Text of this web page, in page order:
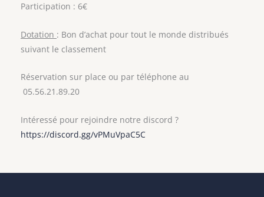
Participation : 6€
Dotation : Bon d’achat pour tout le monde distribués
suivant le classement
Réservation sur place ou par téléphone au
05.56.21.89.20
Intéressé pour rejoindre notre discord ?
https://discord.gg/vPMuVpaC5C